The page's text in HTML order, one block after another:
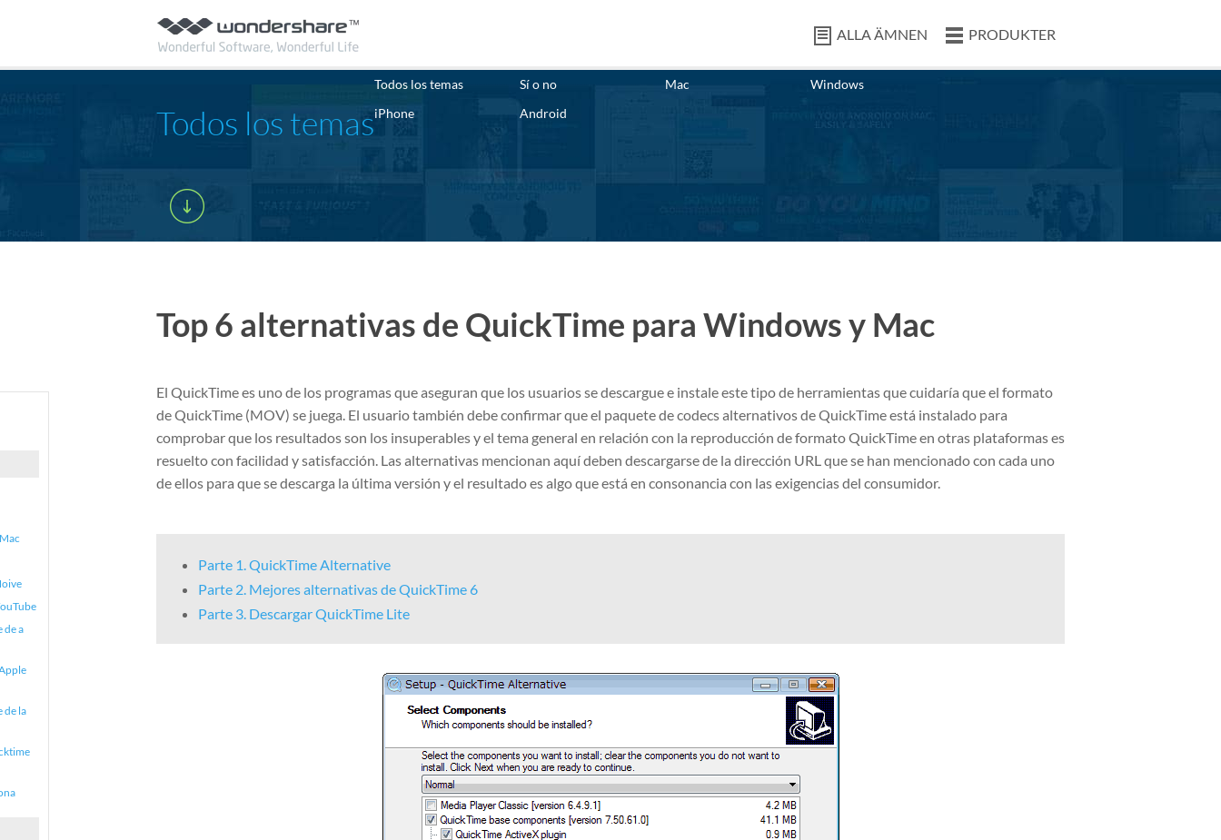
ALLA ÄMNEN PRODUKTER
Todos los temas
Todos los temas Sí o no Mac
Windows
iPhone
Android
de a
de la
Top 6 alternativas de QuickTime para Windows y Mac
El QuickTime es uno de los programas que aseguran que los usuarios se descargue e instale este tipo de herramientas que cuidaría que el formato
de QuickTime (MOV) se juega. El usuario también debe confirmar que el paquete de codecs alternativos de QuickTime está instalado para
comprobar que los resultados son los insuperables y el tema general en relación con la reproducción de formato QuickTime en otras plataformas es
resuelto con facilidad y satisfacción. Las alternativas mencionan aquí deben descargarse de la dirección URL que se han mencionado con cada uno
de ellos para que se descarga la última versión y el resultado es algo que está en consonancia con las exigencias del consumidor.
Parte 1. QuickTime Alternative
Parte 2. Mejores alternativas de QuickTime 6
Parte 3. Descargar QuickTime Lite